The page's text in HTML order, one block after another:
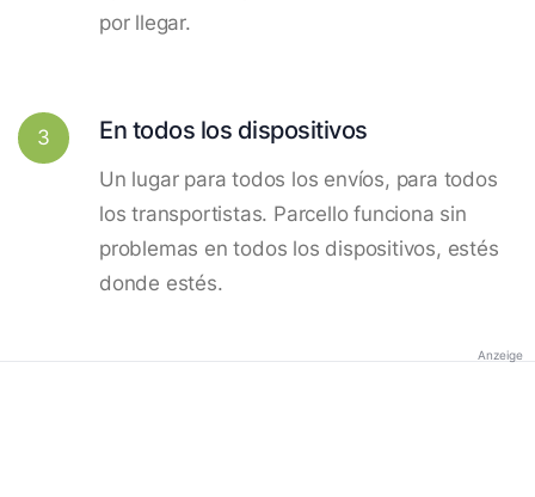
por llegar.
3 En todos los dispositivos
Un lugar para todos los envíos, para todos
los transportistas. Parcello funciona sin
problemas en todos los dispositivos, estés
donde estés.
Anzeige